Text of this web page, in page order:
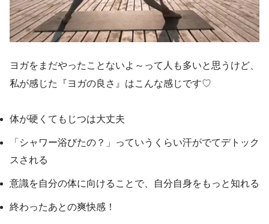
ヨガをまだやったことないよ～って人も多いと思うけど、
私が感じた『ヨガの良さ』はこんな感じです♡
体が硬くてもじつは大丈夫
「シャワー浴びたの？」っていうくらい汗がでてデトック
スされる
意識を自分の体に向けることで、自分自身をもっと知れる
終わったあとの爽快感！